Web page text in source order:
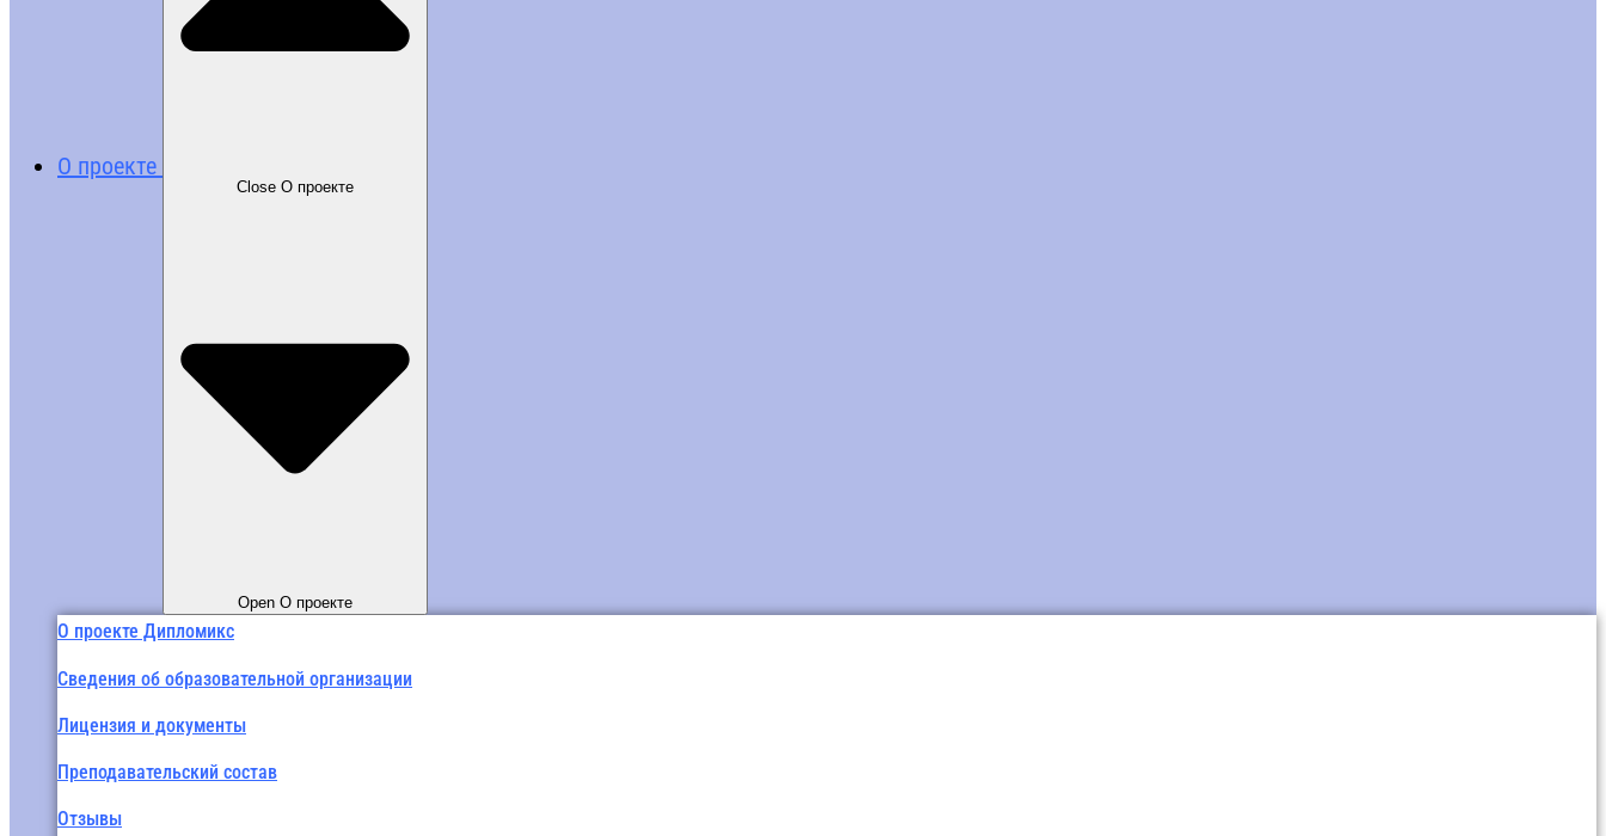
О проекте
Close О проекте
Open О проекте
О проекте Дипломикс
Сведения об образовательной организации
Лицензия и документы
Преподавательский состав
Отзывы